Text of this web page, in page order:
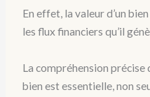
En effet, la valeur d’un
les flux financiers qu’il
La compréhension précise
bien est essentielle, non